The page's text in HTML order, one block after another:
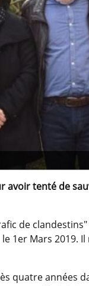
avoir tenté de
de
1er Mars 2019.
quatre années